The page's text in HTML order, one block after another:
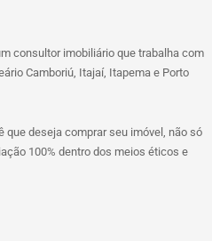
consultor imobiliário que trabalha com
Camboriú, Itajaí, Itapema e Porto
que deseja comprar seu imóvel, não só
100% dentro dos meios éticos e